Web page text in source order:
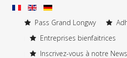
Pass Grand Longwy
Entreprises bienfaitrices
Inscrivez-vous à notre